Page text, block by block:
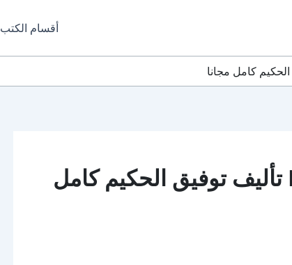
أقسام الكتب
تحميل كتاب ثورة الشباب PDF تأليف توفيق الحكيم كامل